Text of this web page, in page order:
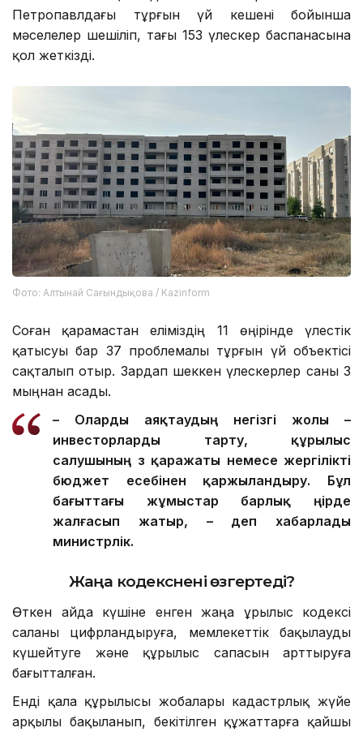
Петропавлдағы тұрғын үй кешені бойынша
мәселелер шешіліп, тағы 153 үлескер баспанасына
қол жеткізді.
Фото: Алтынай Сағындықова / Kazinform
Соған қарамастан еліміздің 11 өңірінде үлестік
қатысуы бар 37 проблемалы тұрғын үй объектісі
сақталып отыр. Зардап шеккен үлескерлер саны 3
мыңнан асады.
– Оларды аяқтаудың негізгі жолы –
инвесторларды тарту, құрылыс
салушының өз қаражаты немесе жергілікті
бюджет есебінен қаржыландыру. Бұл
бағыттағы жұмыстар барлық өңірде
жалғасып жатыр, – деп хабарлады
министрлік.
Жаңа кодекснені өзгертеді?
Өткен айда күшіне енген жаңа Құрылыс кодексі
саланы цифрландыруға, мемлекеттік бақылауды
күшейтуге және құрылыс сапасын арттыруға
бағытталған.
Енді қала құрылысы жобалары кадастрлық жүйе
арқылы бақыланып, бекітілген құжаттарға қайшы